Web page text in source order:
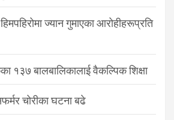
ज्यान गुमाएका आरोहीहरूप्रति
१३७ बालबालिकालाई वैकल्पिक शिक्षा
चोरीका घटना बढे